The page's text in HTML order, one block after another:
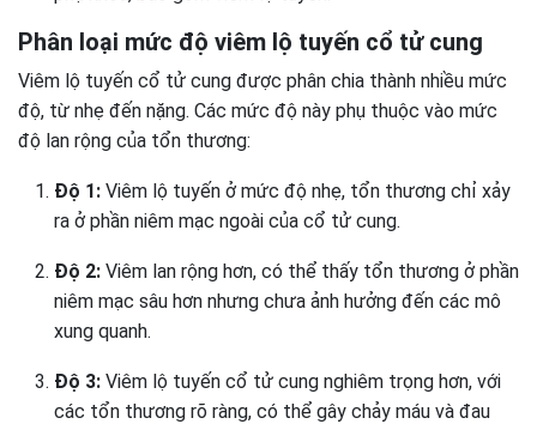
Phân loại mức độ viêm lộ tuyến cổ tử cung
Viêm lộ tuyến cổ tử cung được phân chia thành nhiều mức
độ, từ nhẹ đến nặng. Các mức độ này phụ thuộc vào mức
độ lan rộng của tổn thương:
Độ 1: Viêm lộ tuyến ở mức độ nhẹ, tổn thương chỉ xảy
ra ở phần niêm mạc ngoài của cổ tử cung.
Độ 2: Viêm lan rộng hơn, có thể thấy tổn thương ở phần
niêm mạc sâu hơn nhưng chưa ảnh hưởng đến các mô
xung quanh.
Độ 3: Viêm lộ tuyến cổ tử cung nghiêm trọng hơn, với
các tổn thương rõ ràng, có thể gây chảy máu và đau